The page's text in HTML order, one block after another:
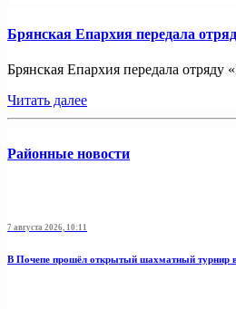
Брянская Епархия передала
Брянская Епархия передала
Читать далее
Районные новости
7 августа 2026, 10:11
В Почепе прошёл открытый шахматный турнир